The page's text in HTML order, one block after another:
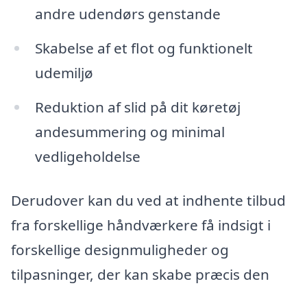
andre udendørs genstande
Skabelse af et flot og funktionelt
udemiljø
Reduktion af slid på dit køretøj
andesummering og minimal
vedligeholdelse
Derudover kan du ved at indhente tilbud
fra forskellige håndværkere få indsigt i
forskellige designmuligheder og
tilpasninger, der kan skabe præcis den